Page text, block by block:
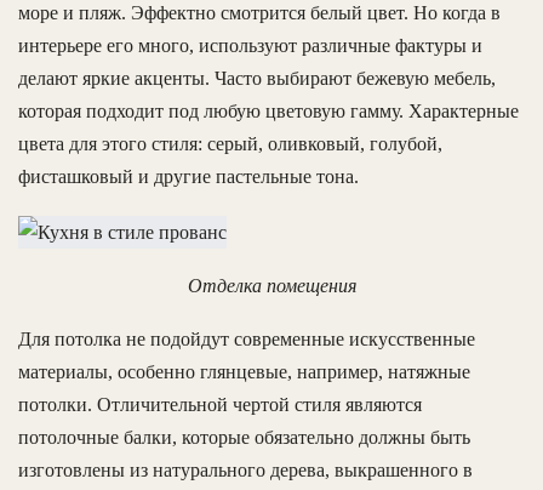
море и пляж. Эффектно смотрится белый цвет. Но когда в
интерьере его много, используют различные фактуры и
делают яркие акценты. Часто выбирают бежевую мебель,
которая подходит под любую цветовую гамму. Характерные
цвета для этого стиля: серый, оливковый, голубой,
фисташковый и другие пастельные тона.
Отделка помещения
Для потолка не подойдут современные искусственные
материалы, особенно глянцевые, например, натяжные
потолки. Отличительной чертой стиля являются
потолочные балки, которые обязательно должны быть
изготовлены из натурального дерева, выкрашенного в